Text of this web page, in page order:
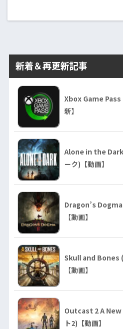
新着＆再更新記事
Xbox Game
新】
Alone in the Dark
ーク)【動画】
Dragon’s
【動画】
Skull and Bones (
【動画】
Outcast 2 A New
ト2)【動画】